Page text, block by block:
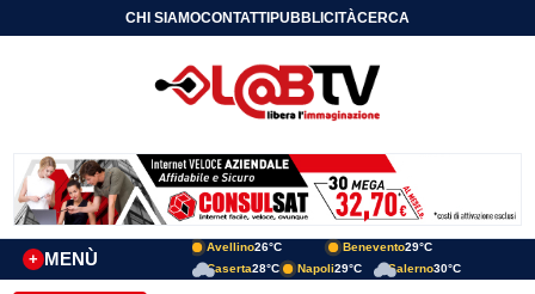
CHI SIAMOCONTATTIPUBBLICITÀCERCA
MENÙ
+
Avellino26°C Benevento29°C
Caserta28°C Napoli29°C Salerno30°C